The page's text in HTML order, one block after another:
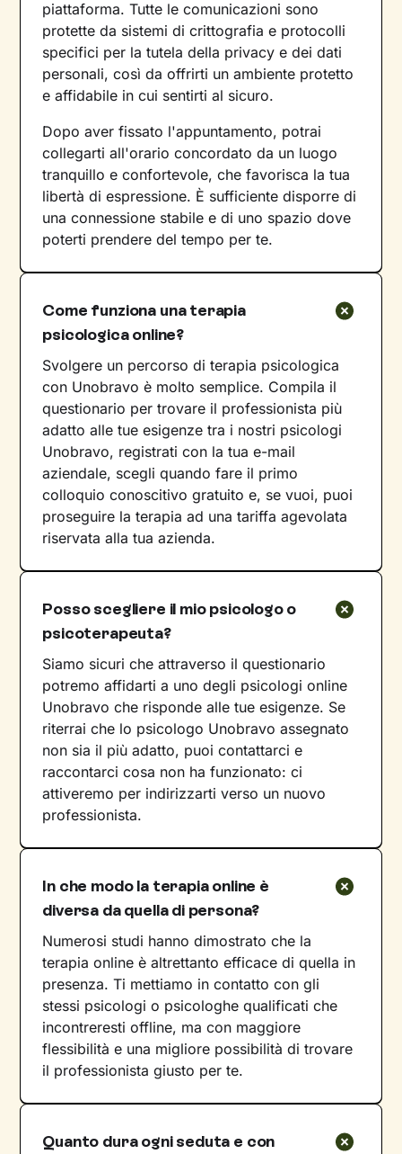
piattaforma. Tutte le comunicazioni sono
protette da sistemi di crittografia e protocolli
specifici per la tutela della privacy e dei dati
personali, così da offrirti un ambiente protetto
e affidabile in cui sentirti al sicuro.
Dopo aver fissato l'appuntamento, potrai
collegarti all'orario concordato da un luogo
tranquillo e confortevole, che favorisca la tua
libertà di espressione. È sufficiente disporre di
una connessione stabile e di uno spazio dove
poterti prendere del tempo per te.
Come funziona una terapia
psicologica online?
Svolgere un percorso di terapia psicologica
con Unobravo è molto semplice. Compila il
questionario per trovare il professionista più
adatto alle tue esigenze tra i nostri psicologi
Unobravo, registrati con la tua e-mail
aziendale, scegli quando fare il primo
colloquio conoscitivo gratuito e, se vuoi, puoi
proseguire la terapia ad una tariffa agevolata
riservata alla tua azienda.
Posso scegliere il mio psicologo o
psicoterapeuta?
Siamo sicuri che attraverso il questionario
potremo affidarti a uno degli psicologi online
Unobravo che risponde alle tue esigenze. Se
riterrai che lo psicologo Unobravo assegnato
non sia il più adatto, puoi contattarci e
raccontarci cosa non ha funzionato: ci
attiveremo per indirizzarti verso un nuovo
professionista.
In che modo la terapia online è
diversa da quella di persona?
Numerosi studi hanno dimostrato che la
terapia online è altrettanto efficace di quella in
presenza. Ti mettiamo in contatto con gli
stessi psicologi o psicologhe qualificati che
incontreresti offline, ma con maggiore
flessibilità e una migliore possibilità di trovare
il professionista giusto per te.
Quanto dura ogni seduta e con